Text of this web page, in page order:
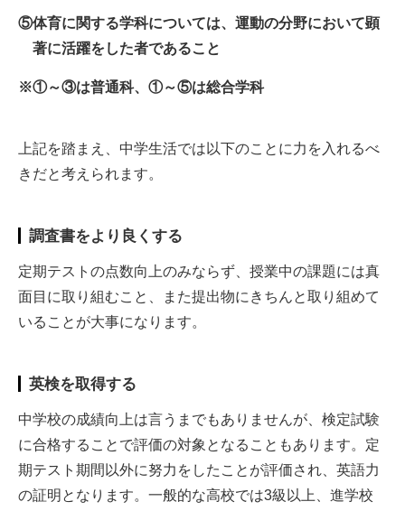
⑤体育に関する学科については、運動の分野において顕
著に活躍をした者であること
※①～③は普通科、①～⑤は総合学科
上記を踏まえ、中学生活では以下のことに力を入れるべ
きだと考えられます。
調査書をより良くする
定期テストの点数向上のみならず、授業中の課題には真
面目に取り組むこと、また提出物にきちんと取り組めて
いることが大事になります。
英検を取得する
中学校の成績向上は言うまでもありませんが、検定試験
に合格することで評価の対象となることもあります。定
期テスト期間以外に努力をしたことが評価され、英語力
の証明となります。一般的な高校では3級以上、進学校